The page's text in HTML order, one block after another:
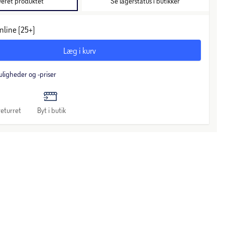
(25+)
Læg i kurv
og -priser
Byt i butik